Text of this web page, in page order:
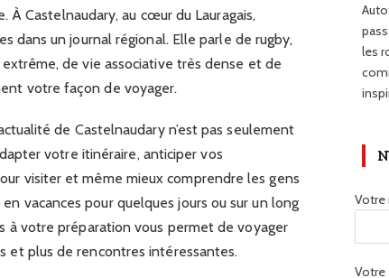
À Castelnaudary, au cœur du Lauragais,
dans un journal régional. Elle parle de rugby,
de vie associative très dense et de
votre façon de voyager.
de Castelnaudary n’est pas seulement
votre itinéraire, anticiper vos
visiter et même mieux comprendre les gens
vacances pour quelques jours ou sur un long
à votre préparation vous permet de voyager
et plus de rencontres intéressantes.
les
Votre
Votre